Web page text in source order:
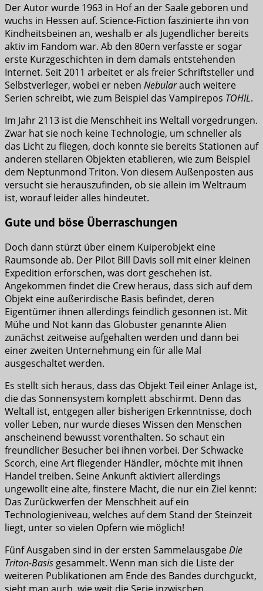
Der Autor wurde 1963 in Hof an der Saale geboren und
wuchs in Hessen auf. Science-Fiction faszinierte ihn von
Kindheitsbeinen an, weshalb er als Jugendlicher bereits
aktiv im Fandom war. Ab den 80ern verfasste er sogar
erste Kurzgeschichten in dem damals entstehenden
Internet. Seit 2011 arbeitet er als freier Schriftsteller und
Selbstverleger, wobei er neben Nebularauch weitere
Serien schreibt, wie zum Beispiel das Vampirepos TOHIL.
Im Jahr 2113 ist die Menschheit ins Weltall vorgedrungen.
Zwar hat sie noch keine Technologie, um schneller als
das Licht zu fliegen, doch konnte sie bereits Stationen auf
anderen stellaren Objekten etablieren, wie zum Beispiel
dem Neptunmond Triton. Von diesem Außenposten aus
versucht sie herauszufinden, ob sie allein im Weltraum
ist, worauf leider alles hindeutet.
Gute und böse Überraschungen
Doch dann stürzt über einem Kuiperobjekt eine
Raumsonde ab. Der Pilot Bill Davis soll mit einer kleinen
Expedition erforschen, was dort geschehen ist.
Angekommen findet die Crew heraus, dass sich auf dem
Objekt eine außerirdische Basis befindet, deren
Eigentümer ihnen allerdings feindlich gesonnen ist. Mit
Mühe und Not kann das Globuster genannte Alien
zunächst zeitweise aufgehalten werden und dann bei
einer zweiten Unternehmung ein für alle Mal
ausgeschaltet werden.
Es stellt sich heraus, dass das Objekt Teil einer Anlage ist,
die das Sonnensystem komplett abschirmt. Denn das
Weltall ist, entgegen aller bisherigen Erkenntnisse, doch
voller Leben, nur wurde dieses Wissen den Menschen
anscheinend bewusst vorenthalten. So schaut ein
freundlicher Besucher bei ihnen vorbei. Der Schwacke
Scorch, eine Art fliegender Händler, möchte mit ihnen
Handel treiben. Seine Ankunft aktiviert allerdings
ungewollt eine alte, finstere Macht, die nur ein Ziel kennt:
Das Zurückwerfen der Menschheit auf ein
Technologieniveau, welches auf dem Stand der Steinzeit
liegt, unter so vielen Opfern wie möglich!
Fünf Ausgaben sind in der ersten SammelausgabeDie
Triton-Basis gesammelt. Wenn man sich die Liste der
weiteren Publikationen am Ende des Bandes durchguckt,